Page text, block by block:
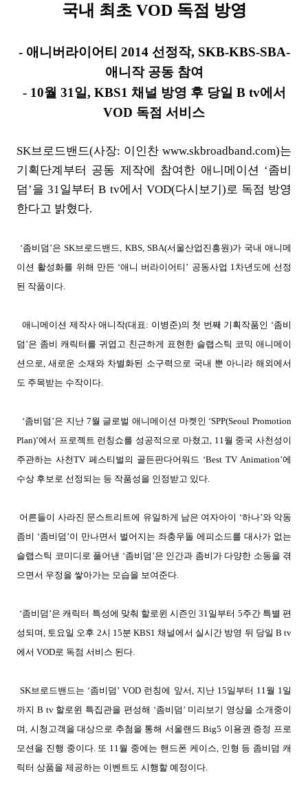
국내 최초VOD 독점 방영
- 애니버라이어티 2014 선정작, SKB-KBS-SBA-
애니작 공동 참여
- 10월 31일, KBS1 채널 방영 후 당일 B tv에서
VOD 독점 서비스
SK브로드밴드(사장: 이인찬 www.skbroadband.com)는
기획단계부터 공동 제작에 참여한 애니메이션 ‘좀비
덤’을 31 일부터 B tv에서 VOD(다시보기) 로 독점 방영
한다고 밝혔다.
‘좀비덤’은 SK브로드밴드 , KBS, SBA(서울산업진흥원)가 국내 애니메
이션 활성화를 위해 만든 ‘애니 버라이어티 ’ 공동사업 1 차년도에 선정
된 작품이다
애니메이션 제작사 애니작(대표: 이병준)의 첫 번째 기획작품인 ‘좀비
덤 ’은 좀비 캐릭터를 귀엽고 친근하게 표현한 슬랩스틱 코믹 애니메이
션으로 ,새로운 소재와 차별화된 소구력으로 국내 뿐 아니라 해외에서
도 주목받는 수작이다
‘좀비덤’은 지난 7월 글로벌 애니메이션 마켓인 ‘SPP(Seoul Promotion
Plan)’에서 프로젝트 런칭쇼를 성공적으로 마쳤고 , 11 월 중국 사천성이
주관하는 사천TV 페스티벌의 골든판다어워드 ‘Best TV Animation’에
수상 후보로 선정되는 등 작품성을 인정받고 있다
어른들이 사라진 문스트리트에 유일하게 남은 여자아이 ‘하나’와 악동
좀비 ‘좀비덤 ’이 만나면서 벌어지는 좌충우돌 에피소드를 대사가 없는
슬랩스틱 코미디로 풀어낸 ‘좀비덤 ’은 인간과 좀비가 다양한 소동을 겪
으면서 우정을 쌓아가는 모습을 보여준다
‘좀비덤’은 캐릭터 특성에 맞춰 할로윈 시즌인 31 일부터 5주간 특별 편
성되며
토요일 오후 2시 15분 KBS1채널에서 실시간 방영 뒤 당일 B tv
에서 VOD로 독점 서비스 된다
SK브로드밴드는 ‘좀비덤 ’ VOD 런칭에 앞서 지난15일부터 11 월 1 일
까지 B tv 할로윈 특집관을 편성해 ‘좀비덤 ’ 미리보기 영상을 소개중이
며 시청고객을 대상으로 추첨을 통해 서울랜드 Big5 이용권 증정 프로
모션을 진행 중이다. 또 11 월 중에는 핸드폰 케이스 인형 등 좀비덤 캐
릭터 상품을 제공하는 이벤트도 시행할 예정이다